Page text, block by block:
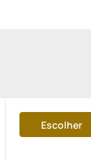
Escolher